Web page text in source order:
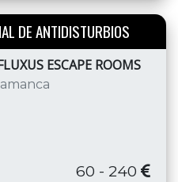
DE ANTIDISTURBIOS
ESCAPE ROOMS
60 - 240